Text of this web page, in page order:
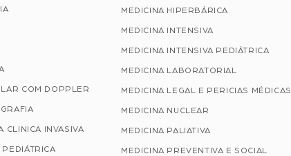
COM DOPPLER
CLINICA INVASIVA
PEDIÁTRICA
MEDICINA HIPERBÁRICA
MEDICINA INTENSIVA
MEDICINA INTENSIVA PEDIÁTRICA
MEDICINA LABORATORIAL
MEDICINA LEGAL E PERICIAS MÉDICAS
MEDICINA NUCLEAR
MEDICINA PALIATIVA
MEDICINA PREVENTIVA E SOCIAL